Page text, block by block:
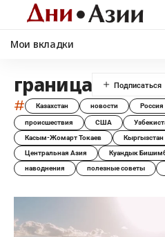
Мои вкладки
граница
# Казахстан новости Россия
происшествия США
Касым-Жомарт Токаев
Кыргызстан
Центральная Азия
Куандык
наводнения
полезные советы